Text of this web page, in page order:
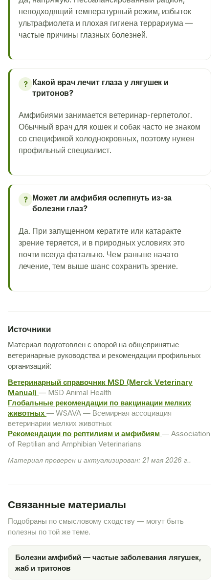
неподходящий температурный режим, избыток
ультрафиолета и плохая гигиена террариума —
частые причины глазных болезней.
? Какой врач лечит глаза у лягушек и
тритонов?
Амфибиями занимается ветеринар-герпетолог.
Обычный врач для кошек и собак часто не знаком
со спецификой холоднокровных, поэтому нужен
профильный специалист.
? Может ли амфибия ослепнуть из-за
болезни глаз?
Да. При запущенном кератите или катаракте
зрение теряется, и в природных условиях это
почти всегда фатально. Чем раньше начато
лечение, тем выше шанс сохранить зрение.
Источники
Материал подготовлен с опорой на общепринятые
ветеринарные руководства и рекомендации профильных
организаций:
Ветеринарный справочник MSD (Merck Veterinary
Manual) — MSD Animal Health
Глобальные рекомендации по вакцинации мелких
животных — WSAVA — Всемирная ассоциация
ветеринарии мелких животных
Рекомендации по рептилиям и амфибиям — Association
of Reptilian and Amphibian Veterinarians
Материал проверен и актуализирован: 21 мая 2026 г..
Связанные материалы
Подобраны по смысловому сходству — могут быть
полезны по той же теме.
Болезни амфибий — частые заболевания лягушек,
жаб и тритонов